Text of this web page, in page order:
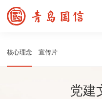
核心理念 宣传片
党建